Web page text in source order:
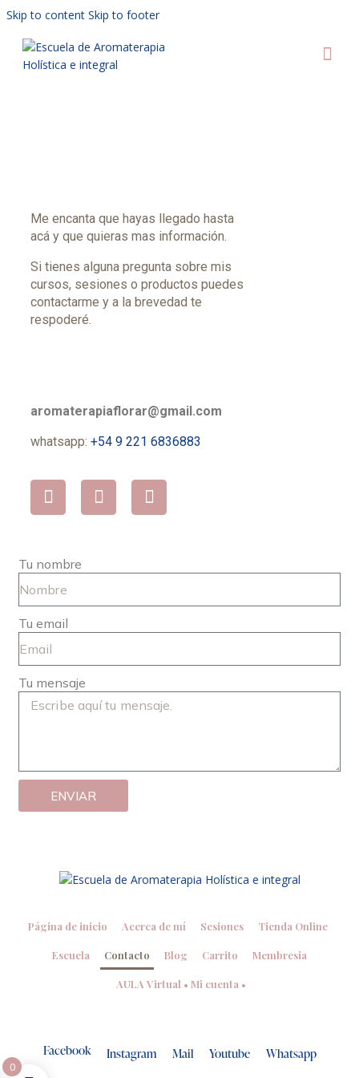
Skip to content Skip to footer
Me encanta que hayas llegado hasta
acá y que quieras mas información.
Si tienes alguna pregunta sobre mis
cursos, sesiones o productos puedes
contactarme y a la brevedad te
respoderé.
aromaterapiaflorar@gmail.com
whatsapp: +54 9 221 6836883
Tu nombre
Tu email
Tu mensaje
ENVIAR
Página de inicio Acerca de mí Sesiones Tienda Online
Escuela Contacto Blog Carrito Membresia
AULA Virtual • Mi cuenta •
Facebook Instagram Mail Youtube Whatsapp
0